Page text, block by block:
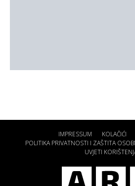
IMPRESSUM KOLAČIĆI
POLITIKA PRIVATNOSTI I ZAŠTITA
UVJETI